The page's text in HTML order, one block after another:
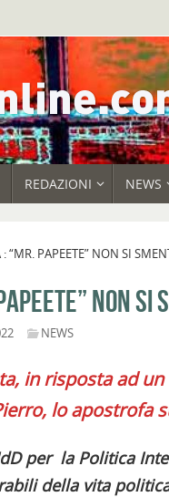
REDAZIONI NEWS
“MR. PAPEETE” NON SI
NON SI
NEWS
in risposta ad
lo apostrofa
per la Politica
della vita